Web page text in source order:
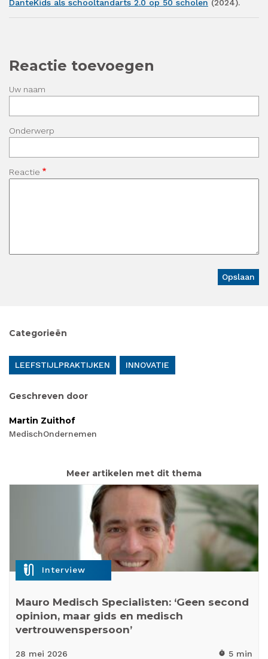
DanteKids als schooltandarts 2.0 op 50 scholen (2024).
Reactie toevoegen
Uw naam
Onderwerp
Reactie
Categorieën
LEEFSTIJLPRAKTIJKEN INNOVATIE
Geschreven door
Martin Zuithof
MedischOndernemen
Meer artikelen met dit thema
mic_external_on Interview
Mauro Medisch Specialisten: ‘Geen second
opinion, maar gids en medisch
vertrouwenspersoon’
28 mei 2026 timer 5 min